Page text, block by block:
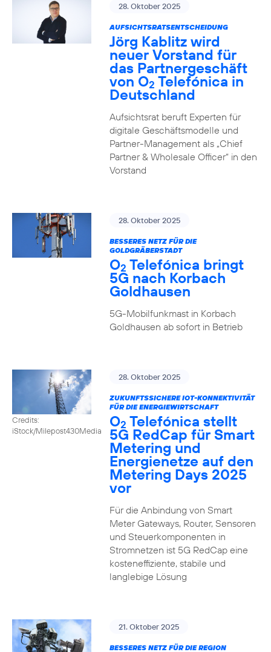
28. Oktober 2025
AUFSICHTSRATSENTSCHEIDUNG
Jörg Kablitz wird
neuer Vorstand für
das Partnergeschäft
von O2 Telefónica in
Deutschland
Aufsichtsrat beruft Experten für
digitale Geschäftsmodelle und
Partner-Management als „Chief
Partner & Wholesale Officer“ in den
Vorstand
28. Oktober 2025
BESSERES NETZ FÜR DIE
GOLDGRÄBERSTADT
O2 Telefónica bringt
5G nach Korbach
Goldhausen
5G-Mobilfunkmast in Korbach
Goldhausen ab sofort in Betrieb
Credits:
iStock/Milepost430Media
28. Oktober 2025
ZUKUNFTSSICHERE IOT-KONNEKTIVITÄT
FÜR DIE ENERGIEWIRTSCHAFT
O2 Telefónica stellt
5G RedCap für Smart
Metering und
Energienetze auf den
Metering Days 2025
vor
Für die Anbindung von Smart
Meter Gateways, Router, Sensoren
und Steuerkomponenten in
Stromnetzen ist 5G RedCap eine
kosteneffiziente, stabile und
langlebige Lösung
21. Oktober 2025
BESSERES NETZ FÜR DIE REGION